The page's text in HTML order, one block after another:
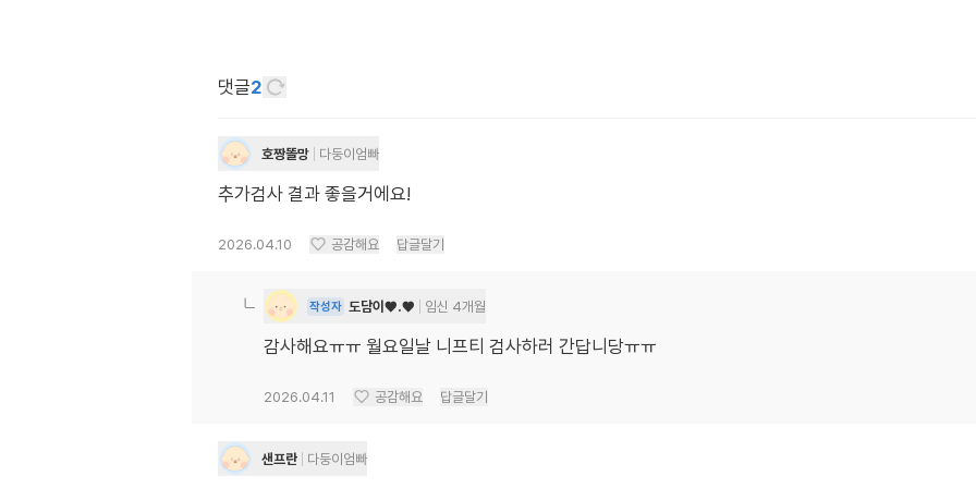
댓글2
호짱똘망 다둥이엄빠
추가검사 결과 좋을거에요!
2026.04.10 공감해요 답글달기
작성자 도담이♥︎.♥︎ 임신 4개월
감사해요ㅠㅠ 월요일날 니프티 검사하러 간답니당ㅠㅠ
2026.04.11 공감해요 답글달기
샌프란 다둥이엄빠